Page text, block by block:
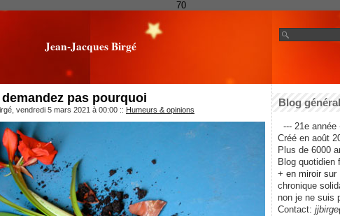
70
Jean-Jacques Birgé
pas pourquoi
vendredi 5 mars 2021 à 00:00 :: Humeurs & opinions
Blog
--- 21e année
Créé en août
Plus de 6000
Blog quotidien
+ en miroir sur
chronique
non je ne suis
Contact: